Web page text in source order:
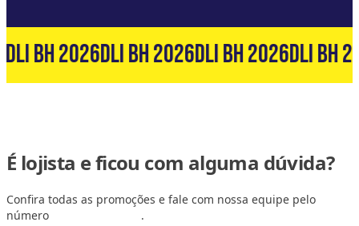
DLI BH 2026DLI BH 2026DLI BH 2026DLI BH
É lojista e ficou com alguma dúvida?
Confira todas as promoções e fale com nossa equipe pelo
número
.